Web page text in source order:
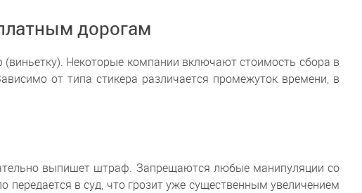
дорогам
Некоторые компании включают стоимость сбора в
от типа стикера различается промежуток времени, в
выпишет штраф. Запрещаются любые манипуляции со
передается в суд, что грозит уже существенным увеличением